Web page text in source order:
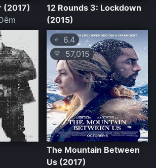
(2017)
12 Rounds 3: Lockdown
(2015)
⭐ 6.4
💛 57,015
The Mountain Between
Us (2017)